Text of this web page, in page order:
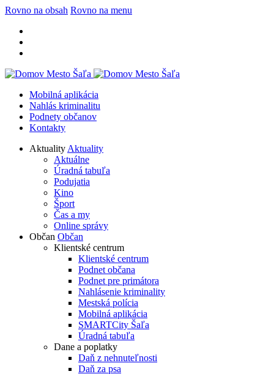
Rovno na obsah Rovno na menu
Mobilná aplikácia
Nahlás kriminalitu
Podnety občanov
Kontakty
Aktuality Aktuality
Aktuálne
Úradná tabuľa
Podujatia
Kino
Šport
Čas a my
Online správy
Občan Občan
Klientské centrum
Klientské centrum
Podnet občana
Podnet pre primátora
Nahlásenie kriminality
Mestská polícia
Mobilná aplikácia
SMARTCity Šaľa
Úradná tabuľa
Dane a poplatky
Daň z nehnuteľnosti
Daň za psa